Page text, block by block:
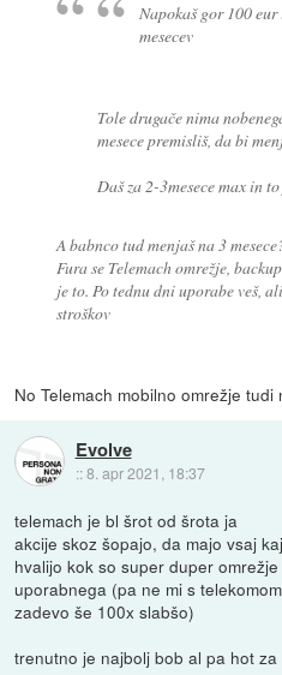
Napokaš gor 100
mesecev
Tole drugače nima
mesece premisliš, da bi
Daš za 2-3mesece max in
A babnco tud menjaš na 3
Fura se Telemach omrežje,
je to. Po tednu dni uporabe veš,
stroškov
No Telemach mobilno omrežje
Evolve
::8. apr 2021, 18:37
telemach je bl šrot od šrota ja
akcije skoz šopajo, da majo vsaj
hvalijo kok so super duper
uporabnega (pa ne mi s
zadevo še 100x slabšo)
trenutno je najbolj bob al pa hot